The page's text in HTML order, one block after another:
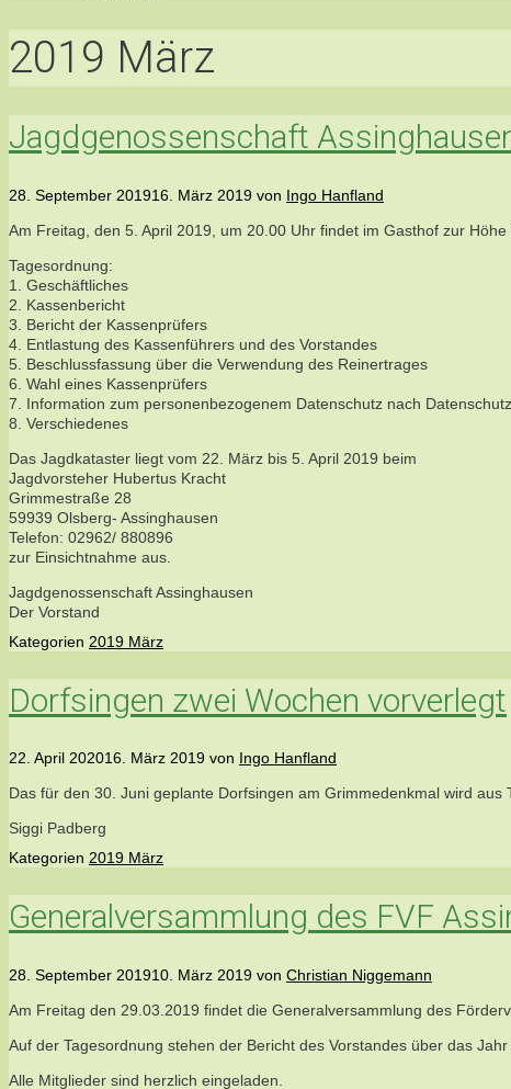
2019 März
Jagdgenossenschaft
28. September 201916. März 2019 von Ingo Hanfland
Am Freitag, den 5. April 2019, um 20.00 Uhr findet im Gasthof zur
Tagesordnung:
1. Geschäftliches
2. Kassenbericht
3. Bericht der Kassenprüfers
4. Entlastung des Kassenführers und des Vorstandes
5. Beschlussfassung über die Verwendung des Reinertrages
6. Wahl eines Kassenprüfers
7. Information zum personenbezogenem Datenschutz nach
8. Verschiedenes
Das Jagdkataster liegt vom 22. März bis 5. April 2019 beim
Jagdvorsteher Hubertus Kracht
Grimmestraße 28
59939 Olsberg- Assinghausen
Telefon: 02962/ 880896
zur Einsichtnahme aus.
Jagdgenossenschaft Assinghausen
Der Vorstand
Kategorien 2019 März
Dorfsingen zwei Wochen vorverlegt
22. April 202016. März 2019 von Ingo Hanfland
Das für den 30. Juni geplante Dorfsingen am Grimmedenkmal wird aus
Siggi Padberg
Kategorien 2019 März
Generalversammlung des FVF
28. September 201910. März 2019 von Christian Niggemann
Am Freitag den 29.03.2019 findet die Generalversammlung des
Auf der Tagesordnung stehen der Bericht des Vorstandes über das
Alle Mitglieder sind herzlich eingeladen.